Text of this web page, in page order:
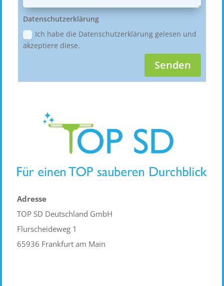
Datenschutzerklärung
Ich habe die Datenschutzerklärung gelesen und
akzeptiere diese.
Senden
Adresse
TOP SD Deutschland GmbH
Flurscheideweg 1
65936 Frankfurt am Main